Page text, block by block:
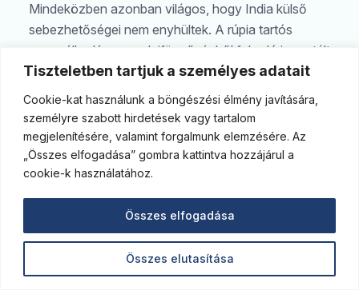
Tiszteletben tartjuk a személyes adatait
Cookie-kat használunk a böngészési élmény javítására,
személyre szabott hirdetések vagy tartalom
megjelenítésére, valamint forgalmunk elemzésére. Az
„Összes elfogadása” gombra kattintva hozzájárul a
cookie-k használatához.
Összes elutasítása
Összes elfogadása
Mindeközben azonban világos, hogy India külső
sebezhetőségei nem enyhültek. A rúpia tartós
gyengélkedése, az olajfüggőségből fakadó importált
inflációs nyomás, valamint a régió geopolitikai
kockázatai továbbra is olyan tényezők, amelyek
időszakos volatilitást okozhatnak a pénzpiacokon
és eltántoríthatják a külföldi befektetőket. Az USA
vámintézkedéseinek enyhülése, illetve az EU–India
szabadkereskedelmi egyezmény ugyanakkor
ellensúlyozza a külső kockázatok egy részét, és
javítja India export- és beruházási kilátásait.
Összességében India megmaradt stratégiai hosszú
távú befektetési célpontnak. Rövid távon óvatos